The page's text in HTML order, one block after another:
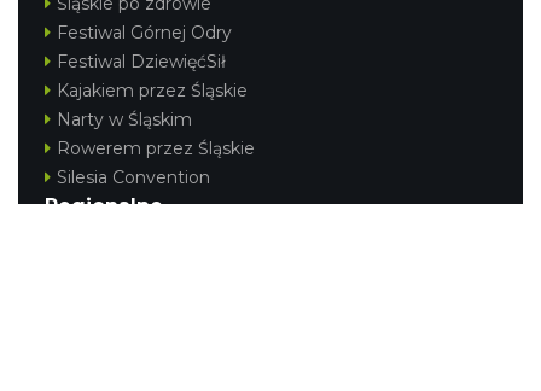
Festiwal Górnej Odry
Festiwal DziewięćSił
Kajakiem przez Śląskie
Narty w Śląskim
Rowerem przez Śląskie
Silesia Convention
Regionalne